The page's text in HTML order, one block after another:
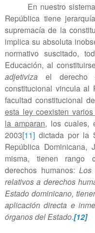
En nuestro
República tiene
supremacía de la
implica su absoluta
normativo suscitado,
Educación, al
adjetivizael derecho
constitucional vincula al
facultad constitucional
esta ley coexisten
la amparan, los cuales,
2003[11] dictada por la
República Dominicana,
misma, tienen rango
derechos humanos: Los
relativos a derechos
Estado dominicano,
aplicación directa e
órganos del Estado.[12]